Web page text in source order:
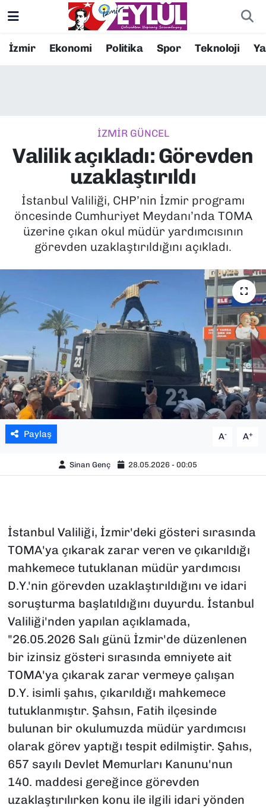
İzmir Ekonomi Politika Spor Teknoloji
İZMİR GÜNCEL
Valilik açıkladı: Görevden
uzaklaştırıldı
İstanbul Valiliği, CHP’nin İzmir programı
öncesinde Cumhuriyet Meydanı’nda TOMA
üzerine çıkan okul müdür yardımcısının
görevden uzaklaştırıldığını açıkladı.
Paylaş A- A+
Sinan Genç 28.05.2026 - 00:05
İstanbul Valiliği, İzmir'deki gösteri sırasında
TOMA'ya çıkarak zarar veren ve çıkarıldığı
mahkemece tutuklanan müdür yardımcısı
D.Y.'nin görevden uzaklaştırıldığını ve idari
soruşturma başlatıldığını duyurdu. İstanbul
Valiliği'nden yapılan açıklamada,
"26.05.2026 Salı günü İzmir'de düzenlenen
bir izinsiz gösteri sırasında emniyete ait
TOMA'ya çıkarak zarar vermeye çalışan
D.Y. isimli şahıs, çıkarıldığı mahkemece
tutuklanmıştır. Şahsın, Fatih ilçesinde
bulunan bir okulumuzda müdür yardımcısı
olarak görev yaptığı tespit edilmiştir. Şahıs,
657 sayılı Devlet Memurları Kanunu'nun
140. maddesi gereğince görevden
uzaklaştırılırken konu ile ilgili idari yönden
Resmi İlanlar
EKONOMİ
KÜLTÜR SANAT
MAGAZİN
SPOR
TEKNOLOJİ
YAŞAM
YEREL YÖNETİMLER
Konak Nöbetçi Eczaneler
Süper Lig Puan Durumu ve Fikstür
Tüm Manşetler
Son Dakika Haberleri
Haber Arşivi